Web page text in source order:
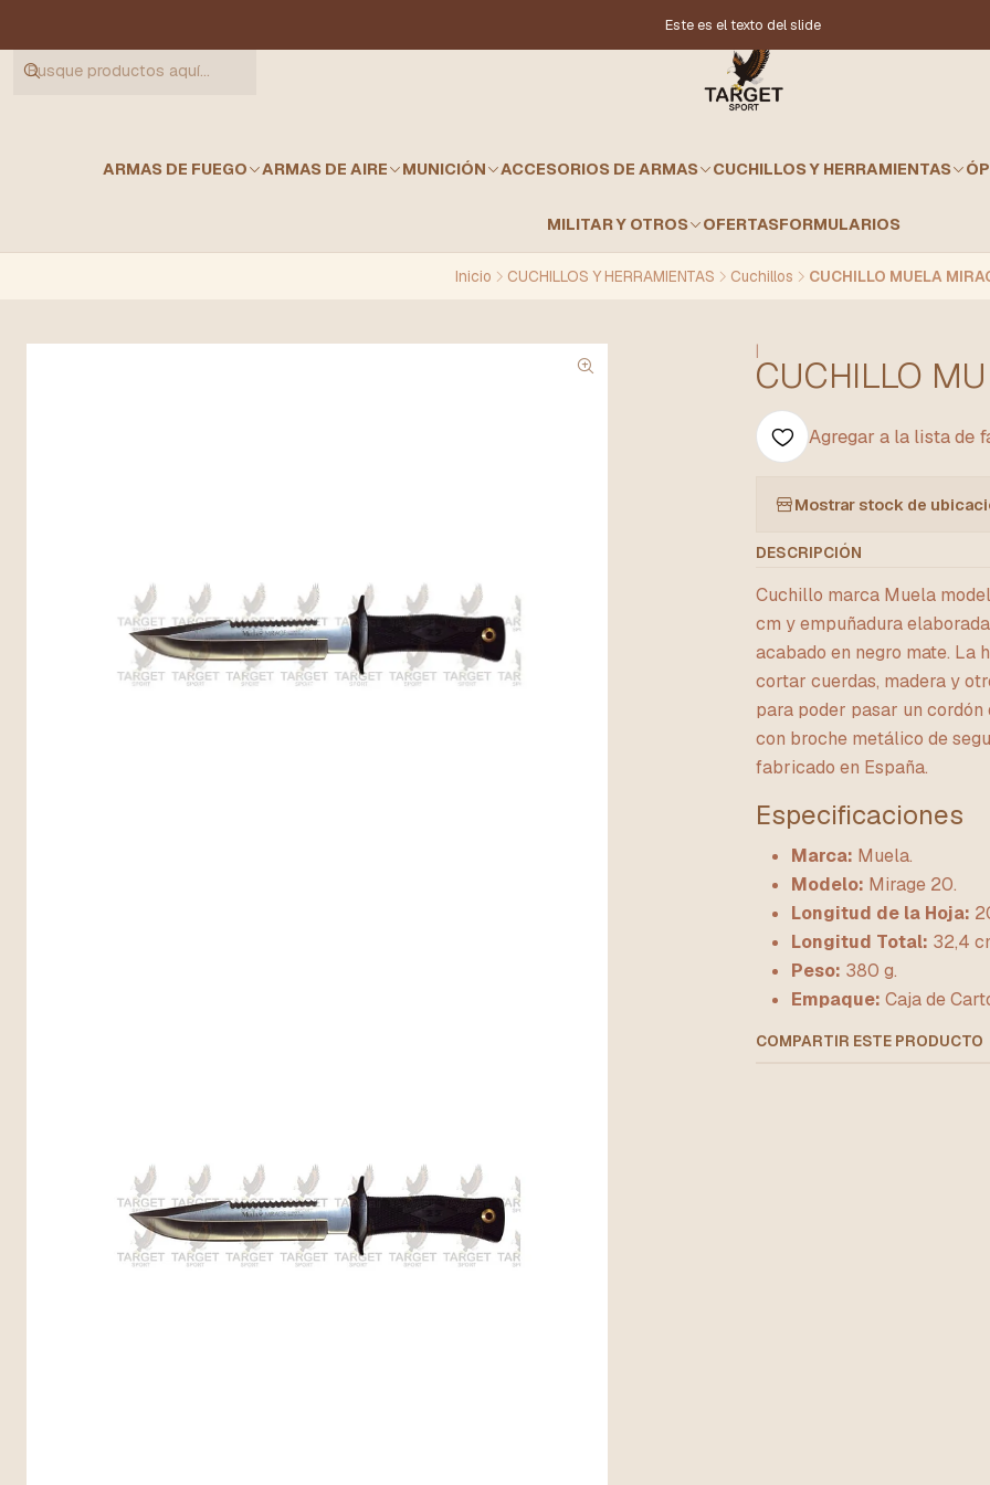
ARMAS DE FUEGO ARMAS DE AIRE MUNICIÓN ACCESORIOS DE ARMAS CUCHILLOS Y HERRAMIENTAS
MILITAR Y OTROS OFERTASFORMULARIOS
Este es el texto del slide
Inicio CUCHILLOS Y HERRAMIENTAS Cuchillos CUCHILLO MUELA
|
CUCHILLO
Agregar a la lista de
Mostrar stock de
DESCRIPCIÓN
Cuchillo marca Muela
cm y empuñadura
acabado en negro mate. La
cortar cuerdas, madera y
para poder pasar un
con broche metálico de
fabricado en España.
Especificaciones
Marca: Muela.
Modelo: Mirage 20.
Longitud de la Hoja:
Longitud Total: 32,4
Peso: 380 g.
Empaque: Caja de
COMPARTIR ESTE PRODUCTO